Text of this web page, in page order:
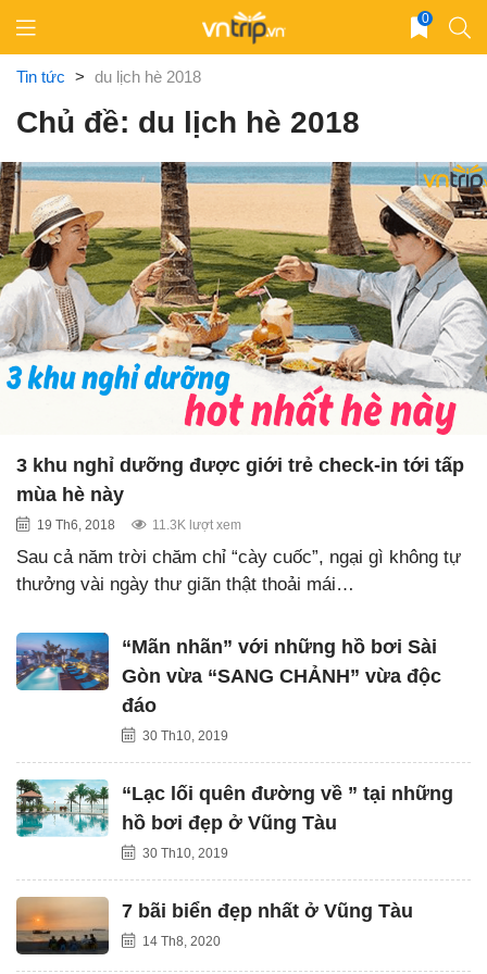
content
0
Tin tức > du lịch hè 2018
Chủ đề: du lịch hè 2018
3 khu nghỉ dưỡng được giới trẻ check-in tới tấp
mùa hè này
19 Th6, 2018 11.3K lượt xem
Sau cả năm trời chăm chỉ “cày cuốc”, ngại gì không tự
thưởng vài ngày thư giãn thật thoải mái…
“Mãn nhãn” với những hồ bơi Sài
Gòn vừa “SANG CHẢNH” vừa độc
đáo
30 Th10, 2019
“Lạc lối quên đường về ” tại những
hồ bơi đẹp ở Vũng Tàu
30 Th10, 2019
7 bãi biển đẹp nhất ở Vũng Tàu
14 Th8, 2020